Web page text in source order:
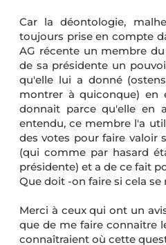
Car la déontologie,
toujours prise en compte
AG récente un membre
de sa présidente un
qu'elle lui a donné
montrer à quiconque) en
donnait parce qu'elle en
entendu, ce membre l'a
des votes pour faire valoir
(qui comme par hasard
présidente) et a de ce fait
Que doit -on faire si cela
Merci à ceux qui ont un
que de me faire connaitre
connaîtraient où cette